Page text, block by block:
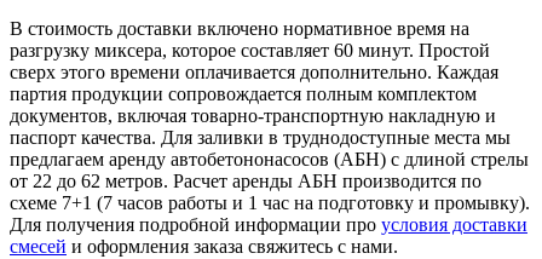
В стоимость доставки включено нормативное время на
разгрузку миксера, которое составляет 60 минут. Простой
сверх этого времени оплачивается дополнительно. Каждая
партия продукции сопровождается полным комплектом
документов, включая товарно-транспортную накладную и
паспорт качества. Для заливки в труднодоступные места мы
предлагаем аренду автобетононасосов (АБН) с длиной стрелы
от 22 до 62 метров. Расчет аренды АБН производится по
схеме 7+1 (7 часов работы и 1 час на подготовку и промывку).
Для получения подробной информации про условия доставки
смесей и оформления заказа свяжитесь с нами.